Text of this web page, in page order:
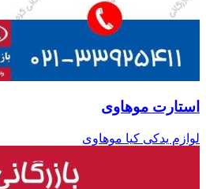
استارت موهاوی
لوازم یدکی کیا موهاوی